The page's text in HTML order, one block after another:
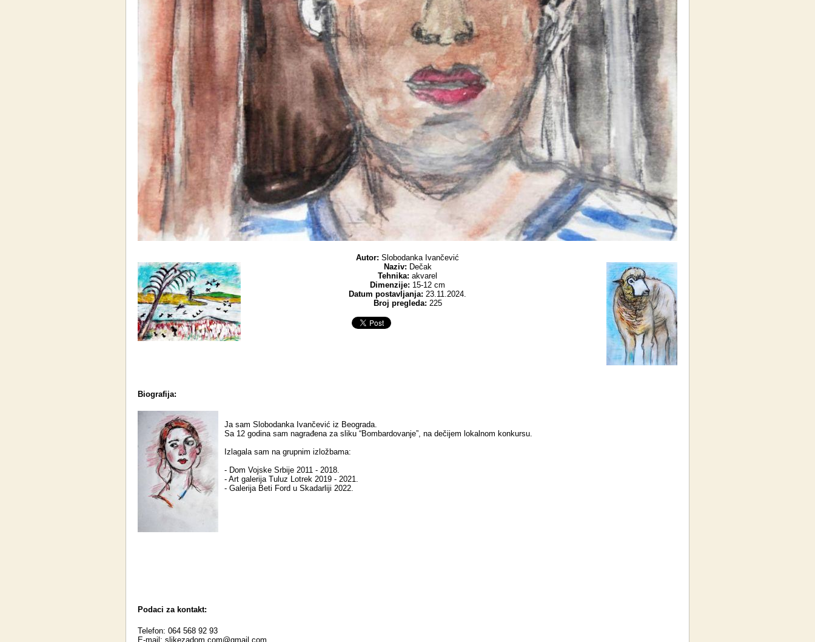
Autor: Slobodanka Ivančević
Naziv: Dečak
Tehnika: akvarel
Dimenzije: 15-12 cm
Datum postavljanja: 23.11.2024.
Broj pregleda: 225
Biografija:
Ja sam Slobodanka Ivančević iz Beograda.
Sa 12 godina sam nagrađena za sliku “Bombardovanje”, na dečijem lokalnom konkursu.
Izlagala sam na grupnim izložbama:
- Dom Vojske Srbije 2011 - 2018.
- Art galerija Tuluz Lotrek 2019 - 2021.
- Galerija Beti Ford u Skadarliji 2022.
Podaci za kontakt:
Telefon: 064 568 92 93
E-mail: slikezadom.com@gmail.com